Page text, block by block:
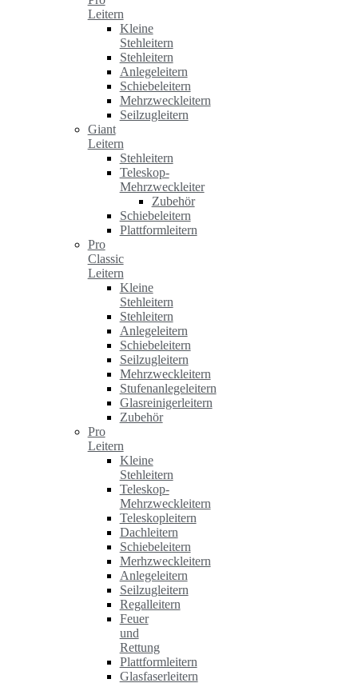
Leitern
Kleine
Stehleitern
Stehleitern
Anlegeleitern
Schiebeleitern
Mehrzweckleitern
Seilzugleitern
Giant
Leitern
Stehleitern
Teleskop-
Mehrzweckleiter
Zubehör
Schiebeleitern
Plattformleitern
Pro
Classic
Leitern
Kleine
Stehleitern
Stehleitern
Anlegeleitern
Schiebeleitern
Seilzugleitern
Mehrzweckleitern
Stufenanlegeleitern
Glasreinigerleitern
Zubehör
Pro
Leitern
Kleine
Stehleitern
Teleskop-
Mehrzweckleitern
Teleskopleitern
Dachleitern
Schiebeleitern
Merhzweckleitern
Anlegeleitern
Seilzugleitern
Regalleitern
Feuer
und
Rettung
Plattformleitern
Glasfaserleitern